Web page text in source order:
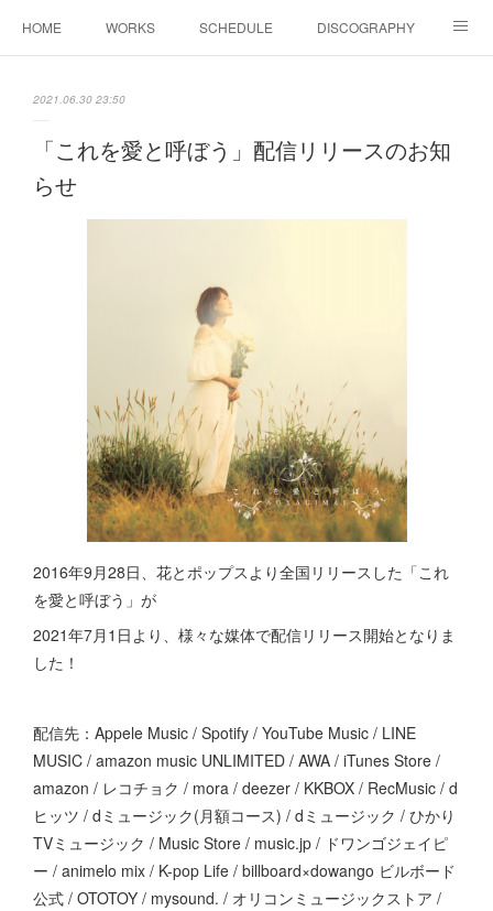
HOME WORKS SCHEDULE DISCOGRAPHY
2021.06.30 23:50
「これを愛と呼ぼう」配信リリースのお知
らせ
2016年9月28日、花とポップスより全国リリースした「これ
を愛と呼ぼう」が
2021年7月1日より、様々な媒体で配信リリース開始となりま
した！
配信先：Appele Music / Spotify / YouTube Music / LINE
MUSIC / amazon music UNLIMITED / AWA / iTunes Store /
amazon / レコチョク / mora / deezer / KKBOX / RecMusic / d
ヒッツ / dミュージック(月額コース) / dミュージック / ひかり
TVミュージック / Music Store / music.jp / ドワンゴジェイピ
ー / animelo mix / K-pop Life / billboard×dowango ビルボード
公式 / OTOTOY / mysound. / オリコンミュージックストア /